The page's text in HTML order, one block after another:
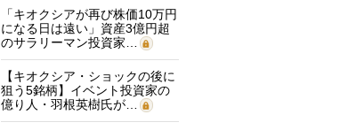
「キオクシアが再び株価10万円
になる日は遠い」資産3億円超
のサラリーマン投資家…
【キオクシア・ショックの後に
狙う5銘柄】イベント投資家の
億り人・羽根英樹氏が…